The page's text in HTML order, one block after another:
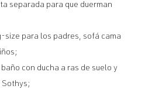
separada para que duerman
size para los padres, sofá cama
con ducha a ras de suelo y
Sothys;